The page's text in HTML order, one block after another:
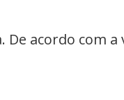
De acordo com